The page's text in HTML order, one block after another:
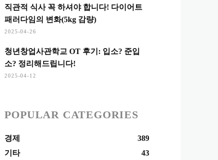
직관적 식사 꼭 하셔야 합니다! 다이어트
패러다임의 변화(5kg 감량)
2025-04-26
청년창업사관학교 OT 후기: 입소? 준입
소? 정리해드립니다!
2025-04-12
POPULAR CATEGORIES
경제
389
기타
43